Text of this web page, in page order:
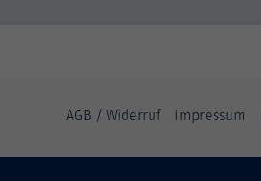
AGB / Widerruf Impressum